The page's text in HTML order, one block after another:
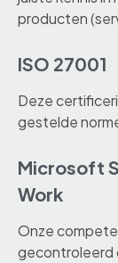
producten
ISO 27001
Deze
gestelde
Microsoft
Work
Onze
gecontroleerd